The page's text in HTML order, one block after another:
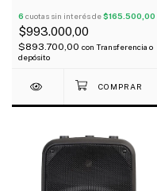
Oferta!
6 cuotas sin interés de$165.500,00
$993.000,00
$893.700,00 con Transferencia o
depósito